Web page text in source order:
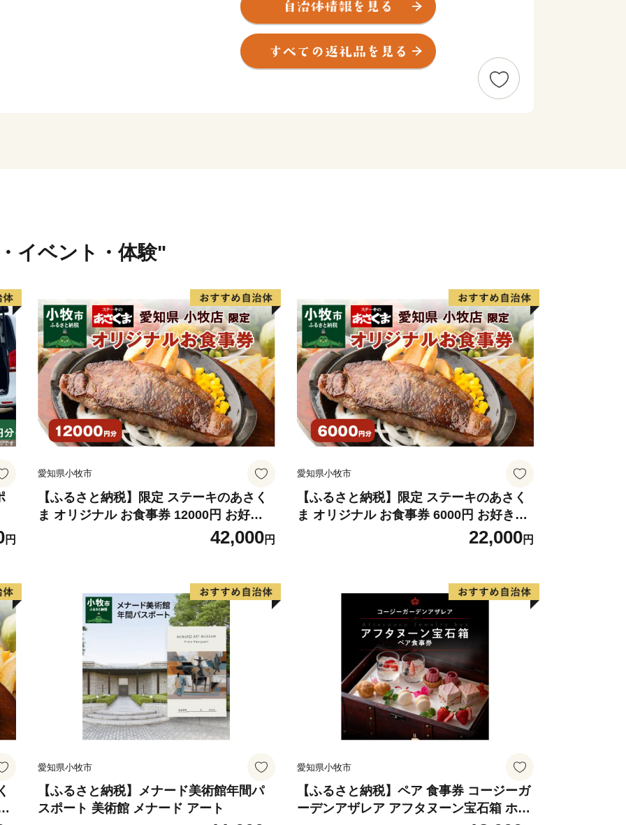
楽しみいただけます。
温暖な気候に育まれたブランド金目鯛「稲取キンメ」をはじめと
する海産物や、種類豊富なかんきつ類等、厳選された70品目以上
の地場産品をご覧ください。
イベント・体験"
円
愛知県小牧市
【ふるさと納税】限定 ステーキのあさく
ま オリジナル お食事券 12000円 お好き
なメニュー 好きなだけ コーンスープ カレ
ー サラダ プリン ソフトクリーム デザー
42,000円
愛知県小牧市
【ふるさと納税】限定 ステーキのあさく
ま オリジナル お食事券 6000円 お好きな
メニュー 好きなだけ コーンスープ カレー
サラダ プリン ソフトクリーム デザート
22,000円
愛知県小牧市
【ふるさと納税】メナード美術館年間パ
スポート 美術館 メナード アート
愛知県小牧市
【ふるさと納税】ペア 食事券 コージーガ
ーデンアザレア アフタヌーン宝石箱 ホテ